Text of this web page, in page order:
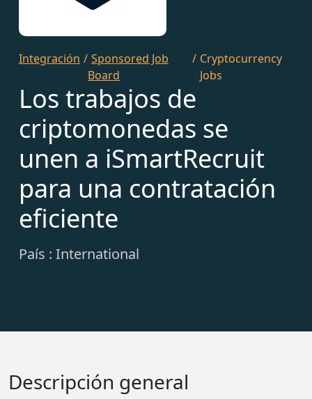
Integración / Sponsored Job
Board
/ Cryptocurrency
Jobs
Los trabajos de
criptomonedas se
unen a iSmartRecruit
para una contratación
eficiente
País : International
Descripción general